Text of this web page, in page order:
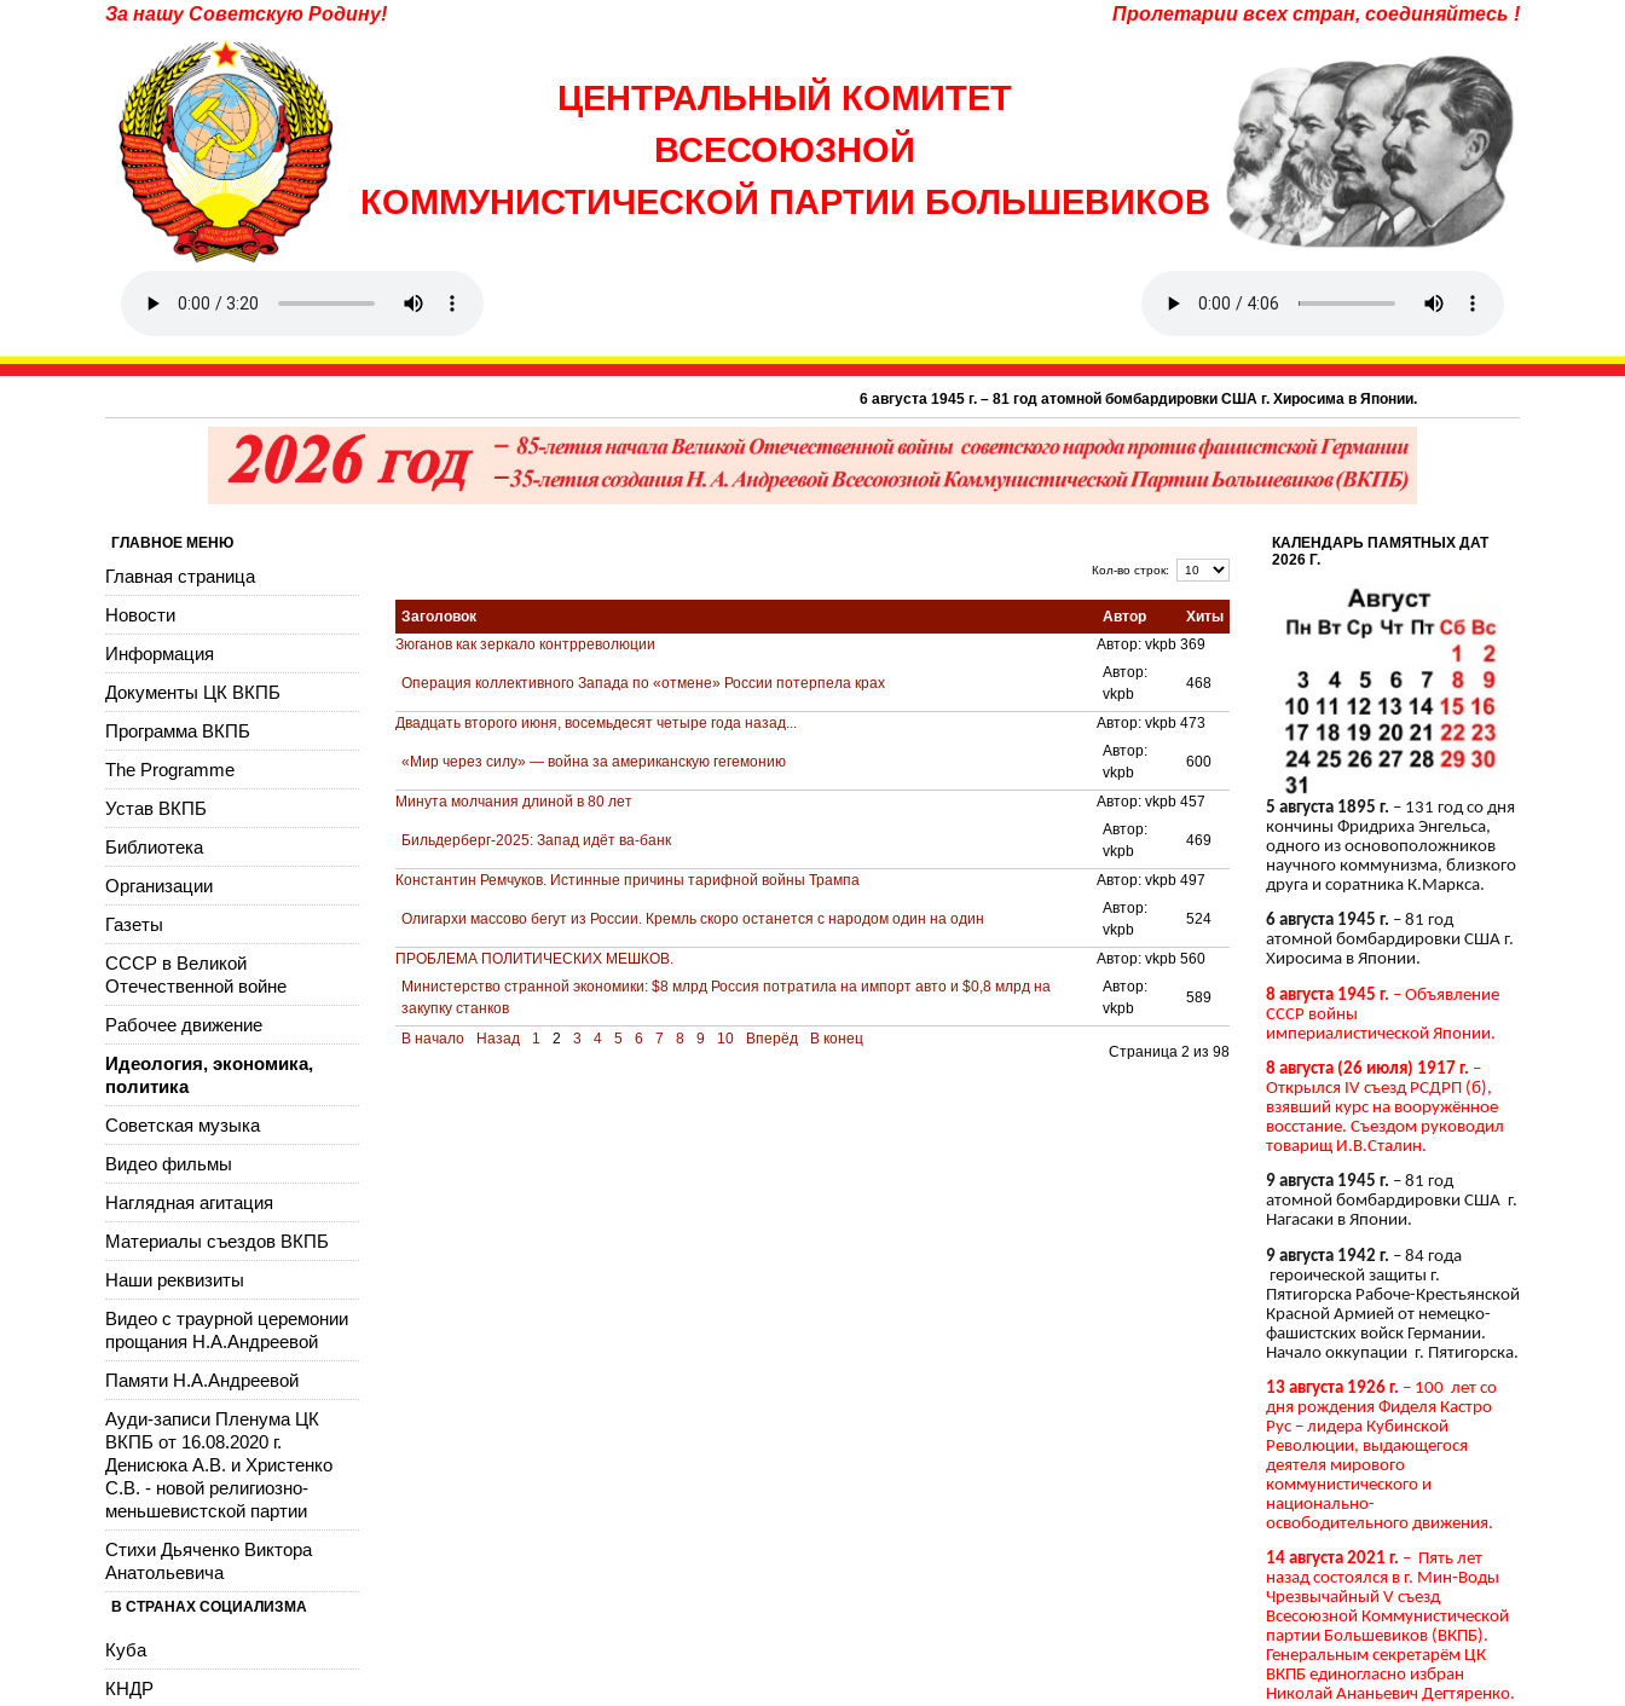
За нашу Советскую Родину! Пролетарии всех стран, соединяйтесь !
ЦЕНТРАЛЬНЫЙ КОМИТЕТ
ВСЕСОЮЗНОЙ
КОММУНИСТИЧЕСКОЙ ПАРТИИ БОЛЬШЕВИКОВ
6 августа 1945 г. – 81 год атомной бомбардировки США г. Хиросима в Японии.
Кол-во строк:
Заголовок Автор
Хиты
Зюганов как зеркало контрреволюции
Автор: vkpb 369
Операция коллективного Запада по «отмене» России потерпела крах
Автор:
vkpb
468
Двадцать второго июня, восемьдесят четыре года назад... Автор: vkpb 473
«Мир через силу» — вой­на за американскую гегемонию
Автор:
vkpb
600
Минута молчания длиной в 80 лет Автор: vkpb 457
Бильдерберг-2025: Запад идёт ва-банк
Автор:
vkpb
469
Константин Ремчуков. Истинные причины тарифной войны Трампа Автор: vkpb 497
Олигархи массово бегут из России. Кремль скоро останется с народом один на один
Автор:
vkpb
524
ПРОБЛЕМА ПОЛИТИЧЕСКИХ МЕШКОВ. Автор: vkpb 560
Министерство странной экономики: $8 млрд Россия потратила на импорт авто и $0,8 млрд на
закупку станков
Автор:
vkpb
589
Страница 2 из 98
В начало Назад 1 2 3 4 5 6 7 8 9 10 Вперёд В конец
ГЛАВНОЕ МЕНЮ
Главная страница
Новости
Информация
Документы ЦК ВКПБ
Программа ВКПБ
The Programme
Устав ВКПБ
Библиотека
Организации
Газеты
СССР в Великой
Отечественной войне
Рабочее движение
Идеология, экономика,
политика
Советская музыка
Видео фильмы
Наглядная агитация
Материалы съездов ВКПБ
Наши реквизиты
Видео с траурной церемонии
прощания Н.А.Андреевой
Памяти Н.А.Андреевой
Ауди-записи Пленума ЦК
ВКПБ от 16.08.2020 г.
Денисюка А.В. и Христенко
С.В. - новой религиозно-
меньшевистской партии
Стихи Дьяченко Виктора
Анатольевича
В СТРАНАХ СОЦИАЛИЗМА
Куба
КНДР
КАЛЕНДАРЬ ПАМЯТНЫХ ДАТ
2026 Г.
5 августа 1895 г. – 131 год со дня
кончины Фридриха Энгельса,
одного из основоположников
научного коммунизма, близкого
друга и соратника К.Маркса.
6 августа 1945 г. – 81 год
атомной бомбардировки США г.
Хиросима в Японии.
8 августа 1945 г. – Объявление
СССР войны
империалистической Японии.
8 августа (26 июля) 1917 г. –
Открылся IV съезд РСДРП (б),
взявший курс на вооружённое
восстание. Съездом руководил
товарищ И.В.Сталин.
9 августа 1945 г. – 81 год
атомной бомбардировки США г.
Нагасаки в Японии.
9 августа 1942 г. – 84 года
героической защиты г.
Пятигорска Рабоче-Крестьянской
Красной Армией от немецко-
фашистских войск Германии.
Начало оккупации г. Пятигорска.
13 августа 1926 г. – 100 лет со
дня рождения Фиделя Кастро
Рус – лидера Кубинской
Революции, выдающегося
деятеля мирового
коммунистического и
национально-
освободительного движения.
14 августа 2021 г. – Пять лет
назад состоялся в г. Мин-Воды
Чрезвычайный V съезд
Всесоюзной Коммунистической
партии Большевиков (ВКПБ).
Генеральным секретарём ЦК
ВКПБ единогласно избран
Николай Ананьевич Дегтяренко.